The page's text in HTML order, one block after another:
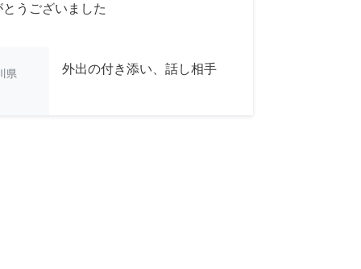
うございました
県 外出の付き添い、話し相手